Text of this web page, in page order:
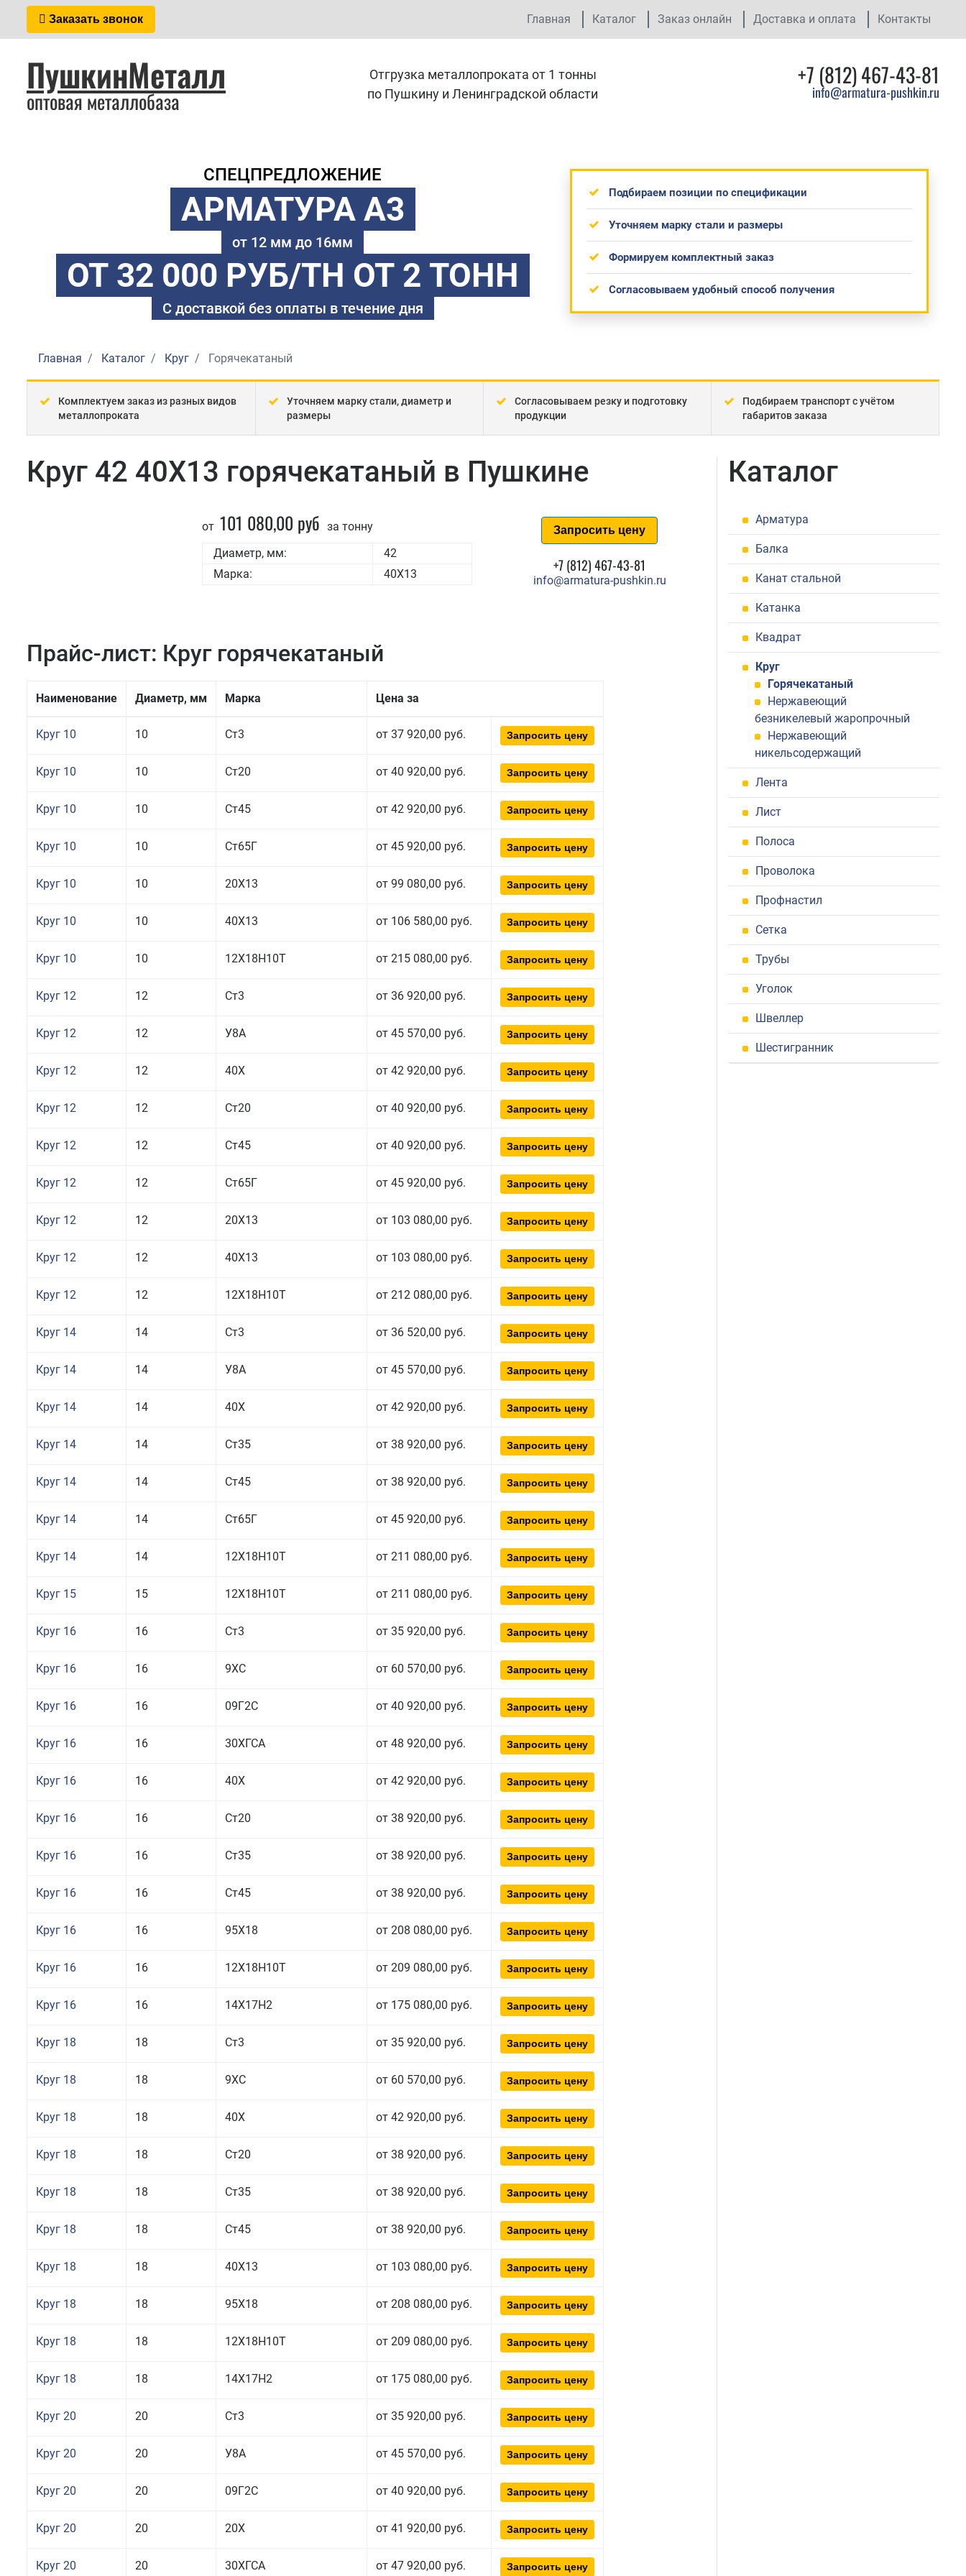
Заказать звонок Главная Каталог Заказ онлайн Доставка и оплата Контакты
ПушкинМеталл
оптовая металлобаза
Отгрузка металлопроката от 1 тонны
по Пушкину и Ленинградской области
+7 (812) 467-43-81
info@armatura-pushkin.ru
СПЕЦПРЕДЛОЖЕНИЕ
АРМАТУРА А3
от 12 мм до 16мм
ОТ 32 000 РУБ/ТН ОТ 2 ТОНН
С доставкой без оплаты в течение дня
Подбираем позиции по спецификации
Уточняем марку стали и размеры
Формируем комплектный заказ
Согласовываем удобный способ получения
Главная Каталог Круг Горячекатаный
Комплектуем заказ из разных видов
металлопроката
Уточняем марку стали, диаметр и
размеры
Согласовываем резку и подготовку
продукции
Подбираем транспорт с учётом
габаритов заказа
Круг 42 40Х13 горячекатаный в Пушкине
от 101 080,00 руб за тонну
Диаметр, мм:
42
Марка:
40Х13
Запросить цену
+7 (812) 467-43-81
info@armatura-pushkin.ru
Прайс-лист: Круг горячекатаный
Наименование Диаметр, мм Марка Цена за
Круг 10 10 Ст3 от 37 920,00 руб. Запросить цену
Круг 10 10 Ст20 от 40 920,00 руб. Запросить цену
Круг 10 10 Ст45 от 42 920,00 руб. Запросить цену
Круг 10 10 Ст65Г от 45 920,00 руб. Запросить цену
Круг 10 10 20Х13 от 99 080,00 руб. Запросить цену
Круг 10 10 40Х13 от 106 580,00 руб. Запросить цену
Круг 10 10 12Х18Н10Т от 215 080,00 руб. Запросить цену
Круг 12 12 Ст3 от 36 920,00 руб. Запросить цену
Круг 12 12 У8А от 45 570,00 руб. Запросить цену
Круг 12 12 40Х от 42 920,00 руб. Запросить цену
Круг 12 12 Ст20 от 40 920,00 руб. Запросить цену
Круг 12 12 Ст45 от 40 920,00 руб. Запросить цену
Круг 12 12 Ст65Г от 45 920,00 руб. Запросить цену
Круг 12 12 20Х13 от 103 080,00 руб. Запросить цену
Круг 12 12 40Х13 от 103 080,00 руб. Запросить цену
Круг 12 12 12Х18Н10Т от 212 080,00 руб. Запросить цену
Круг 14 14 Ст3 от 36 520,00 руб. Запросить цену
Круг 14 14 У8А от 45 570,00 руб. Запросить цену
Круг 14 14 40Х от 42 920,00 руб. Запросить цену
Круг 14 14 Ст35 от 38 920,00 руб. Запросить цену
Круг 14 14 Ст45 от 38 920,00 руб. Запросить цену
Круг 14 14 Ст65Г от 45 920,00 руб. Запросить цену
Круг 14 14 12Х18Н10Т от 211 080,00 руб. Запросить цену
Круг 15 15 12Х18Н10Т от 211 080,00 руб. Запросить цену
Круг 16 16 Ст3 от 35 920,00 руб. Запросить цену
Круг 16 16 9ХС от 60 570,00 руб. Запросить цену
Круг 16 16 09Г2С от 40 920,00 руб. Запросить цену
Круг 16 16 30ХГСА от 48 920,00 руб. Запросить цену
Круг 16 16 40Х от 42 920,00 руб. Запросить цену
Круг 16 16 Ст20 от 38 920,00 руб. Запросить цену
Круг 16 16 Ст35 от 38 920,00 руб. Запросить цену
Круг 16 16 Ст45 от 38 920,00 руб. Запросить цену
Круг 16 16 95Х18 от 208 080,00 руб. Запросить цену
Круг 16 16 12Х18Н10Т от 209 080,00 руб. Запросить цену
Круг 16 16 14Х17Н2 от 175 080,00 руб. Запросить цену
Круг 18 18 Ст3 от 35 920,00 руб. Запросить цену
Круг 18 18 9ХС от 60 570,00 руб. Запросить цену
Круг 18 18 40Х от 42 920,00 руб. Запросить цену
Круг 18 18 Ст20 от 38 920,00 руб. Запросить цену
Круг 18 18 Ст35 от 38 920,00 руб. Запросить цену
Круг 18 18 Ст45 от 38 920,00 руб. Запросить цену
Круг 18 18 40Х13 от 103 080,00 руб. Запросить цену
Круг 18 18 95Х18 от 208 080,00 руб. Запросить цену
Круг 18 18 12Х18Н10Т от 209 080,00 руб. Запросить цену
Круг 18 18 14Х17Н2 от 175 080,00 руб. Запросить цену
Круг 20 20 Ст3 от 35 920,00 руб. Запросить цену
Круг 20 20 У8А от 45 570,00 руб. Запросить цену
Круг 20 20 09Г2С от 40 920,00 руб. Запросить цену
Круг 20 20 20Х от 41 920,00 руб. Запросить цену
Круг 20 20 30ХГСА от 47 920,00 руб. Запросить цену
Каталог
Арматура
Балка
Канат стальной
Катанка
Квадрат
Круг
Горячекатаный
Нержавеющий
безникелевый жаропрочный
Нержавеющий
никельсодержащий
Лента
Лист
Полоса
Проволока
Профнастил
Сетка
Трубы
Уголок
Швеллер
Шестигранник